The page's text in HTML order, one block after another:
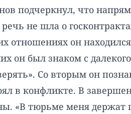
подчеркнул, что
не шла о
отношениях он
он был знаком с
Со вторым он
в конфликте. В
«В тюрьме меня держат